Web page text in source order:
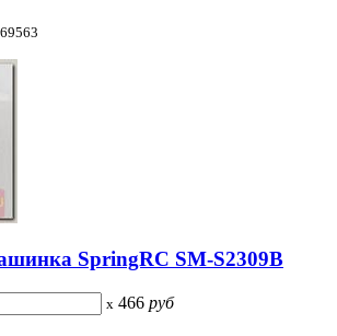
SpringRC SM-S2309B
x 466 руб